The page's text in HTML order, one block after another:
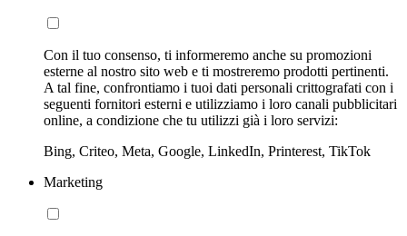
Con il tuo consenso, ti informeremo anche su promozioni
esterne al nostro sito web e ti mostreremo prodotti pertinenti.
A tal fine, confrontiamo i tuoi dati personali crittografati con i
seguenti fornitori esterni e utilizziamo i loro canali pubblicitari
online, a condizione che tu utilizzi già i loro servizi:
Bing, Criteo, Meta, Google, LinkedIn, Printerest, TikTok
Marketing